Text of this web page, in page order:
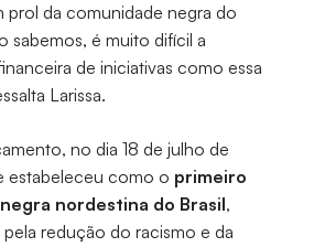
prol da comunidade negra do
sabemos, é muito difícil a
de iniciativas como essa
Larissa.
no dia 18 de julho de
estabeleceu como o primeiro
nordestina do Brasil,
redução do racismo e da